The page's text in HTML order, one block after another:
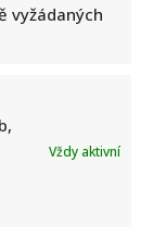
vyžádaných
Vždy aktivní
Vildumetzová
to v pořádku